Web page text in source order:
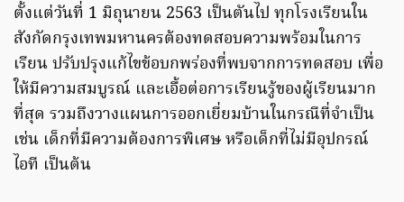
ตั้งแต่วันที่ 1 มิถุนายน 2563 เป็นตันไป ทุกโรงเรียนใน
สังกัดกรุงเทพมหานครต้องทดสอบความพร้อมในการ
เรียน ปรับปรุงแก้ไขข้อบกพร่องที่พบจากการทดสอบ เพื่อ
ให้มีความสมบูรณ์ และเอื้อต่อการเรียนรู้ของผู้เรียนมาก
ที่สุด รวมถึงวางแผนการออกเยี่ยมบ้านในกรณีที่จำเป็น
เช่น เด็กที่มีความต้องการพิเศษ หรือเด็กที่ไม่มีอุปกรณ์
ไอที เป็นต้น